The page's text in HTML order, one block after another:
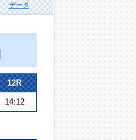
データ
12R
14:12